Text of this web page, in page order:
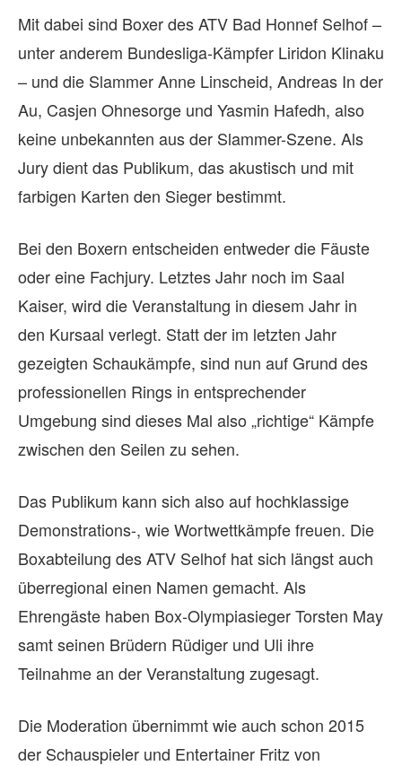
Mit dabei sind Boxer des ATV Bad Honnef Selhof –
unter anderem Bundesliga-Kämpfer Liridon Klinaku
– und die Slammer Anne Linscheid, Andreas In der
Au, Casjen Ohnesorge und Yasmin Hafedh, also
keine unbekannten aus der Slammer-Szene. Als
Jury dient das Publikum, das akustisch und mit
farbigen Karten den Sieger bestimmt.
Bei den Boxern entscheiden entweder die Fäuste
oder eine Fachjury. Letztes Jahr noch im Saal
Kaiser, wird die Veranstaltung in diesem Jahr in
den Kursaal verlegt. Statt der im letzten Jahr
gezeigten Schaukämpfe, sind nun auf Grund des
professionellen Rings in entsprechender
Umgebung sind dieses Mal also „richtige“ Kämpfe
zwischen den Seilen zu sehen.
Das Publikum kann sich also auf hochklassige
Demonstrations-, wie Wortwettkämpfe freuen. Die
Boxabteilung des ATV Selhof hat sich längst auch
überregional einen Namen gemacht. Als
Ehrengäste haben Box-Olympiasieger Torsten May
samt seinen Brüdern Rüdiger und Uli ihre
Teilnahme an der Veranstaltung zugesagt.
Die Moderation übernimmt wie auch schon 2015
der Schauspieler und Entertainer Fritz von